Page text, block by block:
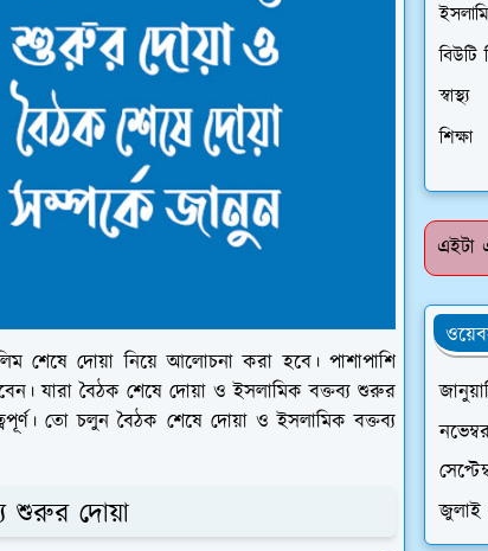
শেষে দোয়া নিয়ে আলোচনা করা হবে। পাশাপাশি
যারা বৈঠক শেষে দোয়া ও ইসলামিক বক্তব্য শুরুর
তো চলুন বৈঠক শেষে দোয়া ও ইসলামিক বক্তব্য
শুরুর দোয়া
বিউটি
স্বাস্থ্য
শিক্ষা
এইটা
জুলাই